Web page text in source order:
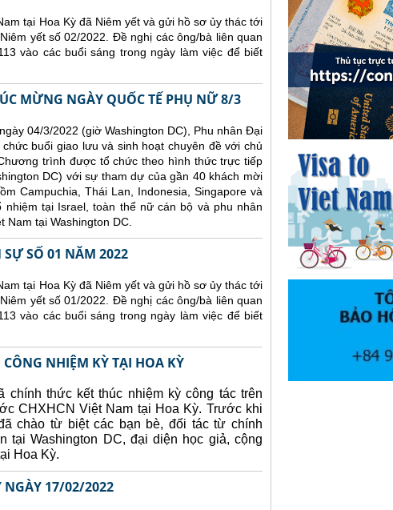
tại Hoa Kỳ đã Niêm yết và gửi hồ sơ ủy thác tới
yết số 02/2022. Đề nghị các ông/bà liên quan
vào các buổi sáng trong ngày làm việc để biết
MỪNG NGÀY QUỐC TẾ PHỤ NỮ 8/3
04/3/2022 (giờ Washington DC), Phu nhân Đại
buổi giao lưu và sinh hoạt chuyên đề với chủ
trình được tổ chức theo hình thức trực tiếp
DC) với sự tham dự của gần 40 khách mời
Campuchia, Thái Lan, Indonesia, Singapore và
tại Israel, toàn thể nữ cán bộ và phu nhân
tại Washington DC.
SỰ SỐ 01 NĂM 2022
tại Hoa Kỳ đã Niêm yết và gửi hồ sơ ủy thác tới
yết số 01/2022. Đề nghị các ông/bà liên quan
vào các buổi sáng trong ngày làm việc để biết
NHIỆM KỲ TẠI HOA KỲ
thức kết thúc nhiệm kỳ công tác trên
CHXHCN Việt Nam tại Hoa Kỳ. Trước khi
chào từ biệt các bạn bè, đối tác từ chính
tại Washington DC, đại diện học giả, cộng
Hoa Kỳ.
NGÀY 17/02/2022